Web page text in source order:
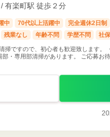
有楽町駅 徒歩２分
中 70代以上活躍中 完全週休2日制
残業なし 年齢不問 学歴不問 社
掃ですので、初心者も歓迎致します。
・専用部清掃があります。 ご応募お